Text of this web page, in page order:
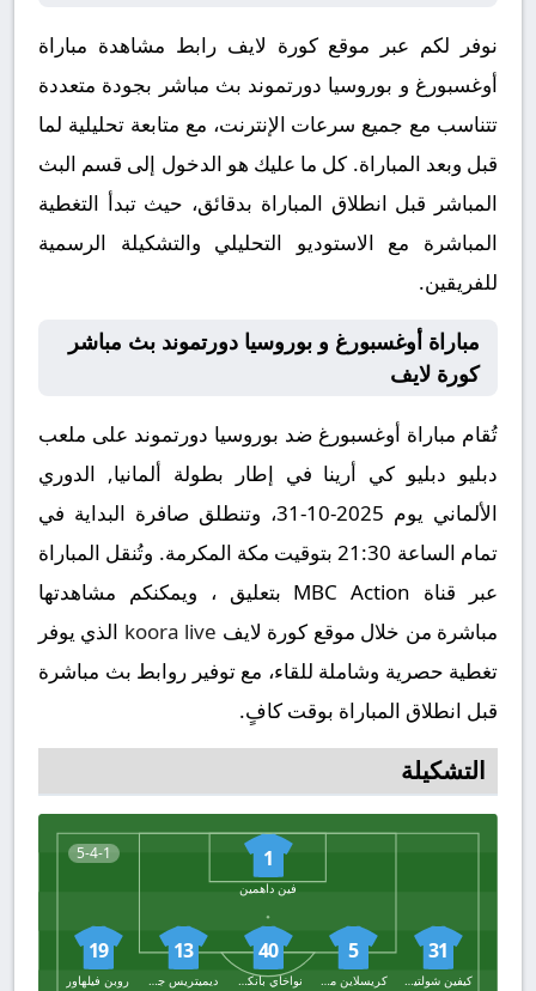
نوفر لكم عبر موقع كورة لايف رابط مشاهدة مباراة
أوغسبورغ و بوروسيا دورتموند بث مباشر بجودة متعددة
تتناسب مع جميع سرعات الإنترنت، مع متابعة تحليلية لما
قبل وبعد المباراة. كل ما عليك هو الدخول إلى قسم البث
المباشر قبل انطلاق المباراة بدقائق، حيث تبدأ التغطية
المباشرة مع الاستوديو التحليلي والتشكيلة الرسمية
للفريقين.
مباراة أوغسبورغ و بوروسيا دورتموند بث مباشر
كورة لايف
تُقام مباراة أوغسبورغ ضد بوروسيا دورتموند على ملعب
دبليو دبليو كي أرينا في إطار بطولة ألمانيا, الدوري
الألماني يوم 2025-10-31، وتنطلق صافرة البداية في
تمام الساعة 21:30 بتوقيت مكة المكرمة. وتُنقل المباراة
عبر قناة MBC Action بتعليق ، ويمكنكم مشاهدتها
مباشرة من خلال موقع كورة لايف koora live الذي يوفر
تغطية حصرية وشاملة للقاء، مع توفير روابط بث مباشرة
قبل انطلاق المباراة بوقت كافٍ.
التشكيلة
5-4-1 1
فين داهمين
31
كيفين شولتيربيك
5
كريسلاين ماتسيما
40
نواخاي بانكس
13
ديميتريس جيانوليس
19
روبن فيلهاور